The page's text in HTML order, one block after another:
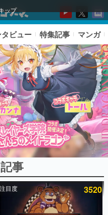
ップ
ンキング
ビュー 特集記事 マンガ
事
注目度 3520